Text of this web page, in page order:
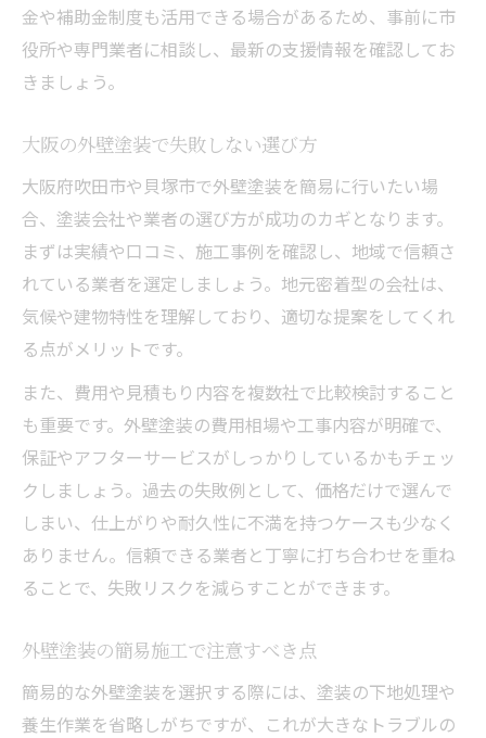
助成金申請の流れと注意すべき条件
外壁塗装で活用可能な補助制度の種類
簡易外壁塗装で助成金を利用するコツ
外壁塗装の最適なタイミングを見極める
簡易外壁塗装で劣化を防ぐ重要性
外壁塗装の寿命とメンテナンス周期の関係
劣化サインを見逃さない外壁塗装の知識
放置リスクと外壁塗装のタイミング選び
外壁塗装の色選びで後悔しないポイント
外壁塗装の色選びで失敗しないコツ
簡易外壁塗装でおすすめの色の傾向
外壁塗装で避けたい色とその理由
色選びで外壁塗装の印象を左右する要素
外壁塗装後に後悔しないための色決定法
金や補助金制度も活用できる場合があるため、事前に市
役所や専門業者に相談し、最新の支援情報を確認してお
きましょう。
大阪の外壁塗装で失敗しない選び方
大阪府吹田市や貝塚市で外壁塗装を簡易に行いたい場
合、塗装会社や業者の選び方が成功のカギとなります。
まずは実績や口コミ、施工事例を確認し、地域で信頼さ
れている業者を選定しましょう。地元密着型の会社は、
気候や建物特性を理解しており、適切な提案をしてくれ
る点がメリットです。
また、費用や見積もり内容を複数社で比較検討すること
も重要です。外壁塗装の費用相場や工事内容が明確で、
保証やアフターサービスがしっかりしているかもチェッ
クしましょう。過去の失敗例として、価格だけで選んで
しまい、仕上がりや耐久性に不満を持つケースも少なく
ありません。信頼できる業者と丁寧に打ち合わせを重ね
ることで、失敗リスクを減らすことができます。
外壁塗装の簡易施工で注意すべき点
簡易的な外壁塗装を選択する際には、塗装の下地処理や
養生作業を省略しがちですが、これが大きなトラブルの